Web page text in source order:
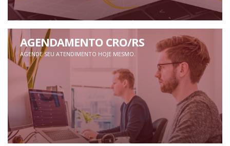
AGENDAMENTO CRO/RS
AGENDE SEU ATENDIMENTO HOJE MESMO.